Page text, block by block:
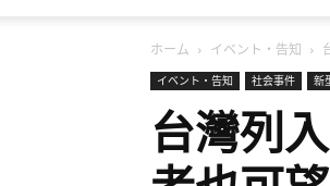
ホーム イベント・告知
イベント・告知 社会事件 新
台灣列